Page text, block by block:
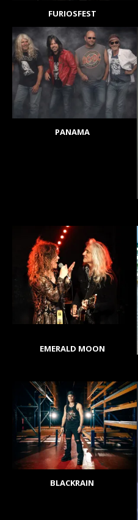
FURIOSFEST
PANAMA
EMERALD MOON
BLACKRAIN